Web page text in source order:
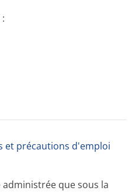
et précautions d'emploi
que sous la